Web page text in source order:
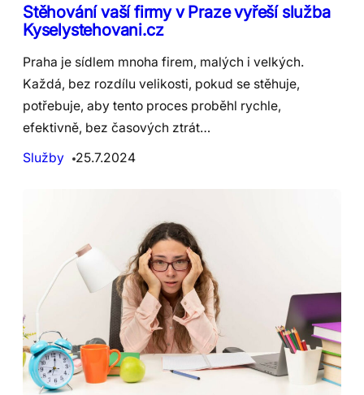
Stěhování vaší firmy v Praze vyřeší služba
Kyselystehovani.cz
Praha je sídlem mnoha firem, malých i velkých.
Každá, bez rozdílu velikosti, pokud se stěhuje,
potřebuje, aby tento proces proběhl rychle,
efektivně, bez časových ztrát…
Služby
25.7.2024